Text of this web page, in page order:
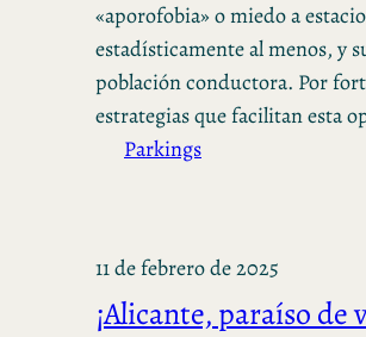
«aporofobia» o miedo a
estadísticamente al menos, y
población conductora. Por
estrategias que facilitan esta
Parkings
11 de febrero de 2025
¡Alicante, paraíso de